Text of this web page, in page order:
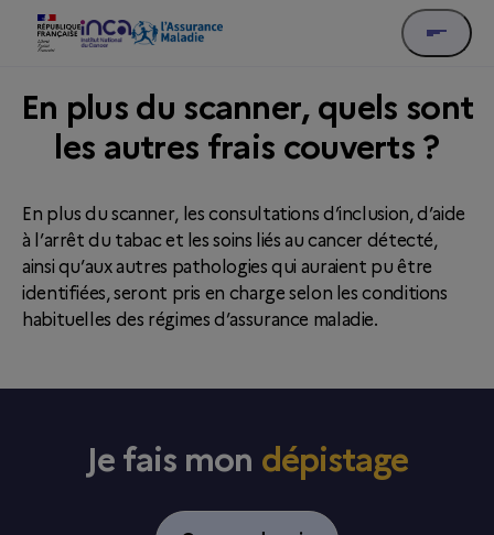
En plus du scanner, quels sont
les autres frais couverts ?
En plus du scanner, les consultations d’inclusion, d’aide
à l’arrêt du tabac et les soins liés au cancer détecté,
ainsi qu’aux autres pathologies qui auraient pu être
identifiées, seront pris en charge selon les conditions
habituelles des régimes d’assurance maladie.
Je fais mon dépistage